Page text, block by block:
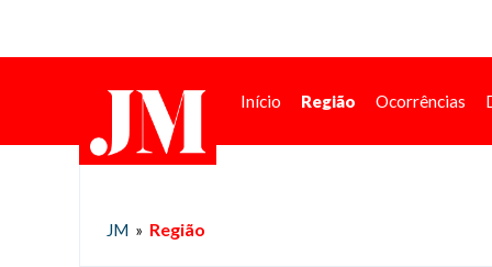
Início Região Ocorrências
JM » Região